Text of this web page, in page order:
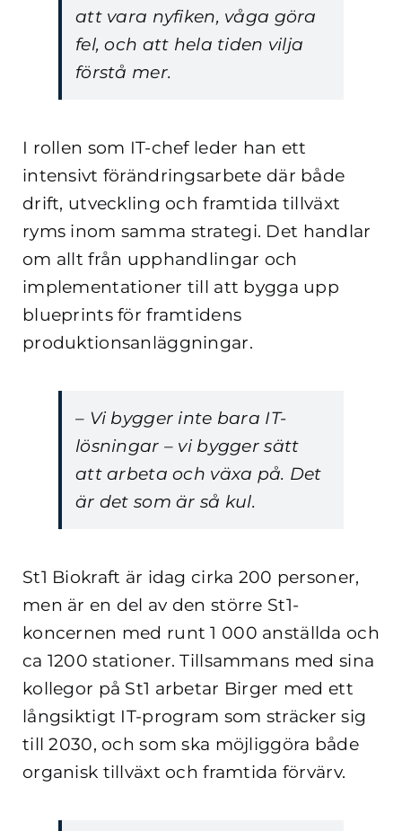
att vara nyfiken, våga göra
fel, och att hela tiden vilja
förstå mer.
I rollen som IT-chef leder han ett
intensivt förändringsarbete där både
drift, utveckling och framtida tillväxt
ryms inom samma strategi. Det handlar
om allt från upphandlingar och
implementationer till att bygga upp
blueprints för framtidens
produktionsanläggningar.
– Vi bygger inte bara IT-
lösningar – vi bygger sätt
att arbeta och växa på. Det
är det som är så kul.
St1 Biokraft är idag cirka 200 personer,
men är en del av den större St1-
koncernen med runt 1 000 anställda och
ca 1200 stationer. Tillsammans med sina
kollegor på St1 arbetar Birger med ett
långsiktigt IT-program som sträcker sig
till 2030, och som ska möjliggöra både
organisk tillväxt och framtida förvärv.